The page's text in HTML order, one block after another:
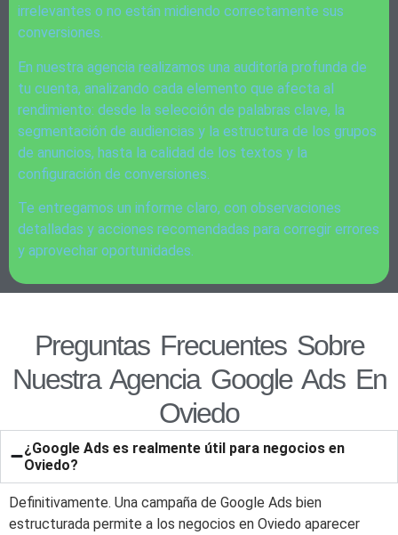
irrelevantes o no están midiendo correctamente sus
conversiones.
En nuestra agencia realizamos una auditoría profunda de
tu cuenta, analizando cada elemento que afecta al
rendimiento: desde la selección de palabras clave, la
segmentación de audiencias y la estructura de los grupos
de anuncios, hasta la calidad de los textos y la
configuración de conversiones.
Te entregamos un informe claro, con observaciones
detalladas y acciones recomendadas para corregir errores
y aprovechar oportunidades.
Preguntas Frecuentes Sobre
Nuestra Agencia Google Ads En
Oviedo
¿Google Ads es realmente útil para negocios en
Oviedo?
Definitivamente. Una campaña de Google Ads bien
estructurada permite a los negocios en Oviedo aparecer